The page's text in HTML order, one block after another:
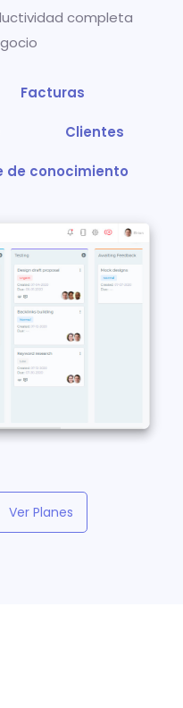
completa
Facturas
Clientes
de conocimiento
Ver Planes